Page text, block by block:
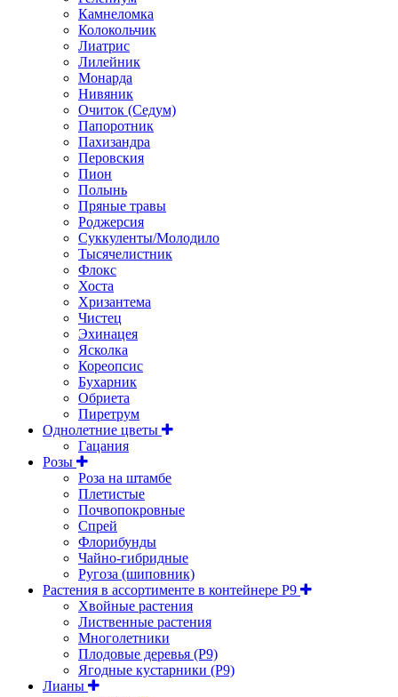
Камнеломка
Колокольчик
Лиатрис
Лилейник
Монарда
Нивяник
Очиток (Седум)
Папоротник
Пахизандра
Перовския
Пион
Полынь
Пряные травы
Роджерсия
Суккуленты/Молодило
Тысячелистник
Флокс
Хоста
Хризантема
Чистец
Эхинацея
Ясколка
Кореопсис
Бухарник
Обриета
Пиретрум
Однолетние цветы
Гацания
Розы
Роза на штамбе
Плетистые
Почвопокровные
Спрей
Флорибунды
Чайно-гибридные
Ругоза (шиповник)
Растения в ассортименте в контейнере P9
Хвойные растения
Лиственные растения
Многолетники
Плодовые деревья (Р9)
Ягодные кустарники (Р9)
Лианы